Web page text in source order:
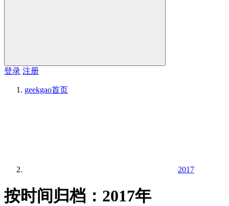
登录 注册
geekgao首页
2017
按时间归档：2017年